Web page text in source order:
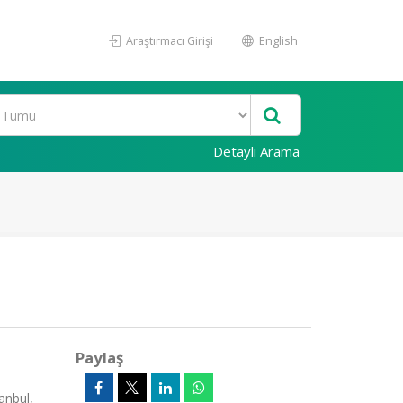
Araştırmacı Girişi English
Detaylı Arama
Paylaş